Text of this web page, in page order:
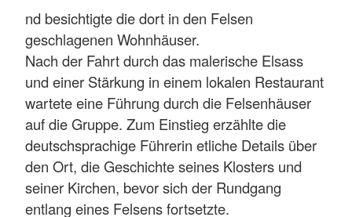
nd besichtigte die dort in den Felsen
geschlagenen Wohnhäuser.
Nach der Fahrt durch das malerische Elsass
und einer Stärkung in einem lokalen Restaurant
wartete eine Führung durch die Felsenhäuser
auf die Gruppe. Zum Einstieg erzählte die
deutschsprachige Führerin etliche Details über
den Ort, die Geschichte seines Klosters und
seiner Kirchen, bevor sich der Rundgang
entlang eines Felsens fortsetzte.